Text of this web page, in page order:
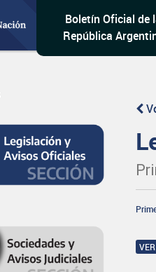
Boletín Oficial de
República